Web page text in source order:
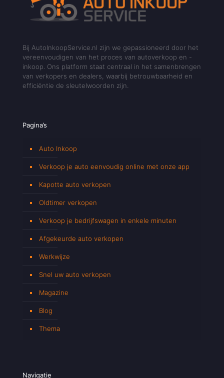
Bij AutoInkoopService.nl zijn we gepassioneerd door het
vereenvoudigen van het proces van autoverkoop en -
inkoop. Ons platform staat centraal in het samenbrengen
van verkopers en dealers, waarbij betrouwbaarheid en
efficiëntie de sleutelwoorden zijn.
Pagina’s
Auto Inkoop
Verkoop je auto eenvoudig online met onze app
Kapotte auto verkopen
Oldtimer verkopen
Verkoop je bedrijfswagen in enkele minuten
Afgekeurde auto verkopen
Werkwijze
Snel uw auto verkopen
Magazine
Blog
Thema
Navigatie